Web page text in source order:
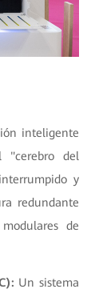
inteligente
"cerebro del
y
redundante
de
Un sistema